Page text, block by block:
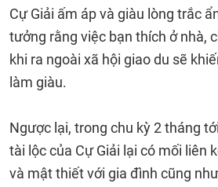
Cự Giải ấm áp và giàu lòng trắc
tưởng rằng việc bạn thích ở nhà,
khi ra ngoài xã hội giao du sẽ
làm giàu.
Ngược lại, trong chu kỳ 2 tháng
tài lộc của Cự Giải lại có mối liên
và mật thiết với gia đình cũng